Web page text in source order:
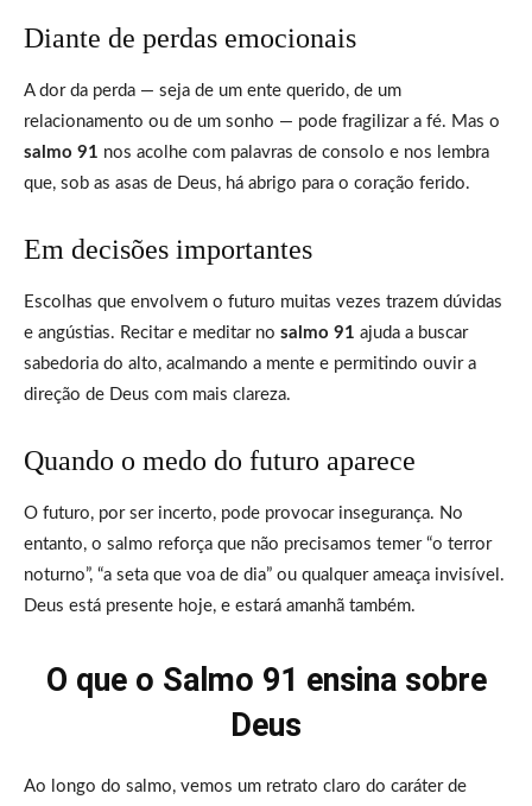
Diante de perdas emocionais
A dor da perda — seja de um ente querido, de um
relacionamento ou de um sonho — pode fragilizar a fé. Mas o
salmo 91 nos acolhe com palavras de consolo e nos lembra
que, sob as asas de Deus, há abrigo para o coração ferido.
Em decisões importantes
Escolhas que envolvem o futuro muitas vezes trazem dúvidas
e angústias. Recitar e meditar no salmo 91 ajuda a buscar
sabedoria do alto, acalmando a mente e permitindo ouvir a
direção de Deus com mais clareza.
Quando o medo do futuro aparece
O futuro, por ser incerto, pode provocar insegurança. No
entanto, o salmo reforça que não precisamos temer “o terror
noturno”, “a seta que voa de dia” ou qualquer ameaça invisível.
Deus está presente hoje, e estará amanhã também.
O que o Salmo 91 ensina sobre
Deus
Ao longo do salmo, vemos um retrato claro do caráter de